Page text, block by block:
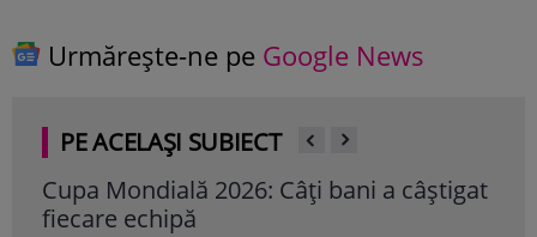
Urmărește-ne pe Google News
PE ACELAȘI SUBIECT
Cupa Mondială 2026: Câți bani a câștigat
fiecare echipă